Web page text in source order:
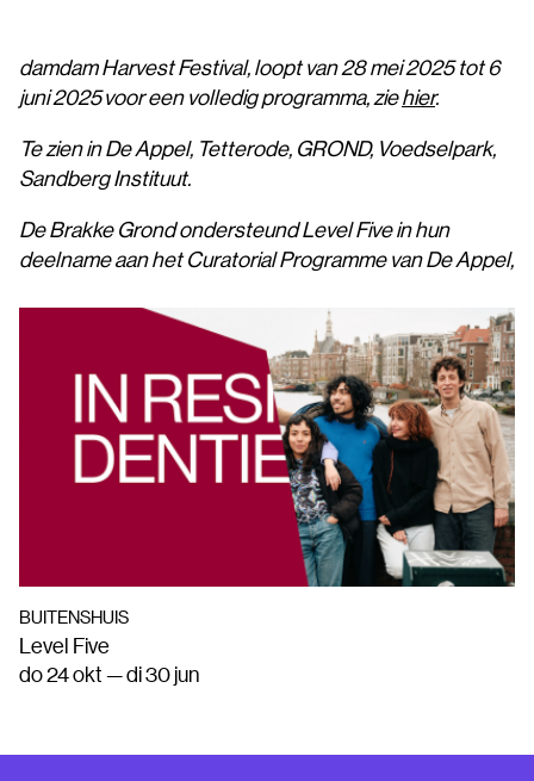
damdam Harvest Festival, loopt van 28 mei 2025 tot 6
juni 2025voor een volledig programma, ziehier.
Te zien in De Appel, Tetterode, GROND, Voedselpark,
Sandberg Instituut.
De Brakke Grond ondersteund Level Five in hun
deelname aan het Curatorial Programme van De Appel,
BUITENSHUIS
Level Five
do 24 okt — di 30 jun